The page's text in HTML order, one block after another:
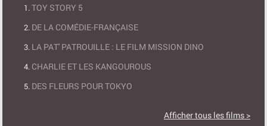
TOY STORY 5
DE LA COMÉDIE-FRANÇAISE
LA PAT' PATROUILLE : LE FILM MISSION DINO
CHARLIE ET LES KANGOUROUS
DES FLEURS POUR TOKYO
Afficher tous les films >